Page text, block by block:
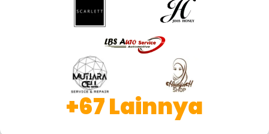
+67 Lainnya